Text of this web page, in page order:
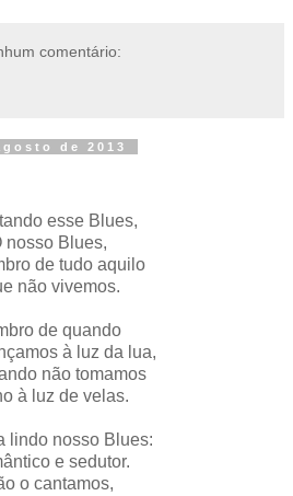
comentário:
de 2013
esse Blues,
nosso Blues,
de tudo aquilo
não vivemos.
de quando
à luz da lua,
não tomamos
à luz de velas.
lindo nosso Blues:
e sedutor.
o cantamos,